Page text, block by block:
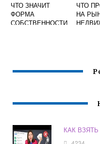
ЧТО ЗНАЧИТ
ФОРМА
СОБСТВЕННОСТИ
ЧТО
НА
КАК